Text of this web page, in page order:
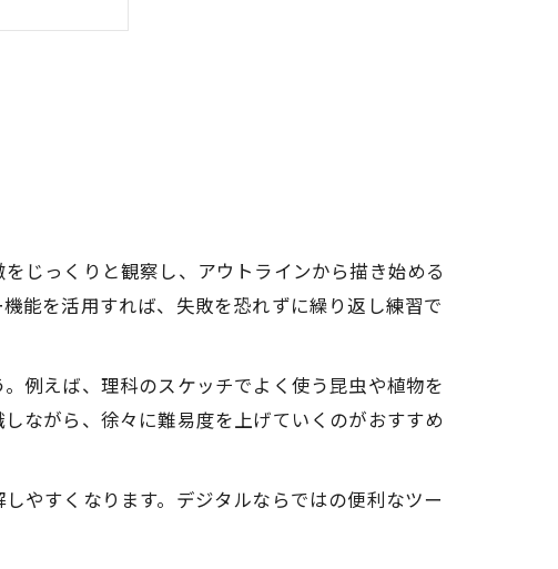
術
じっくりと観察し、アウトラインから描き始める
能を活用すれば、失敗を恐れずに繰り返し練習で
例えば、理科のスケッチでよく使う昆虫や植物を
ながら、徐々に難易度を上げていくのがおすすめ
やすくなります。デジタルならではの便利なツー